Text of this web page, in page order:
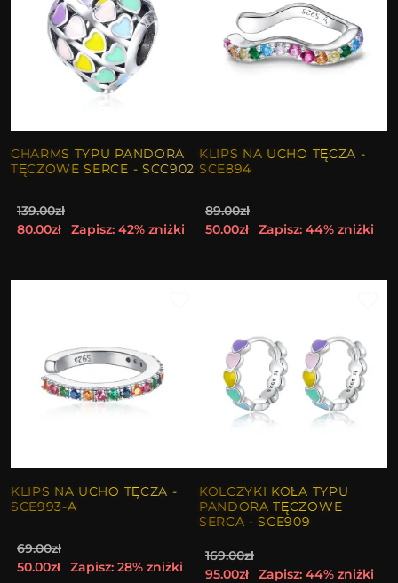
CHARMS TYPU PANDORA
TĘCZOWE SERCE - SCC902
139.00zł
80.00zł
Zapisz: 42% zniżki
KLIPS NA UCHO TĘCZA -
SCE894
89.00zł
50.00zł
Zapisz: 44% zniżki
KLIPS NA UCHO TĘCZA -
SCE993-A
69.00zł
50.00zł
Zapisz: 28% zniżki
KOLCZYKI KOŁA TYPU
PANDORA TĘCZOWE
SERCA - SCE909
169.00zł
95.00zł
Zapisz: 44% zniżki